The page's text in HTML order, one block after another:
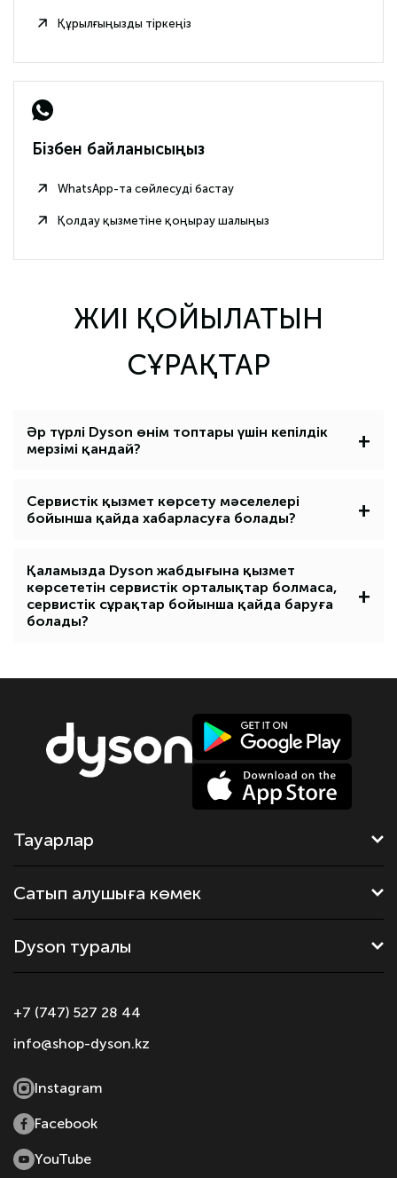
Құрылғыңызды тіркеңіз
Бізбен байланысыңыз
WhatsApp-та сөйлесуді бастау
Қолдау қызметіне қоңырау шалыңыз
ЖИІ ҚОЙЫЛАТЫН
СҰРАҚТАР
Әр түрлі Dyson өнім топтары үшін кепілдік
мерзімі қандай?
+
Сервистік қызмет көрсету мәселелері
бойынша қайда хабарласуға болады?
+
Қаламызда Dyson жабдығына қызмет
көрсететін сервистік орталықтар болмаса,
сервистік сұрақтар бойынша қайда баруға
болады?
+
Тауарлар
Сатып алушыға көмек
Dyson туралы
+7 (747) 527 28 44
info@shop-dyson.kz
Instagram
Facebook
YouTube